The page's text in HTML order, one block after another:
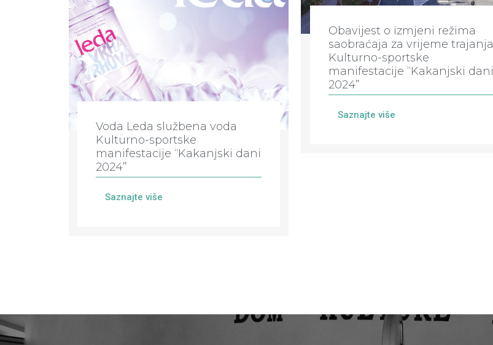
Voda Leda službena voda
Kulturno-sportske
manifestacije “Kakanjski dani
2024”
Saznajte više
Obavijest o izmjeni režima
saobraćaja za vrijeme trajanja
Kulturno-sportske
manifestacije “Kakanjski dani
2024”
Saznajte više